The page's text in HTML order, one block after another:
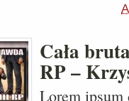
Cała
RP –
Lorem ipsum